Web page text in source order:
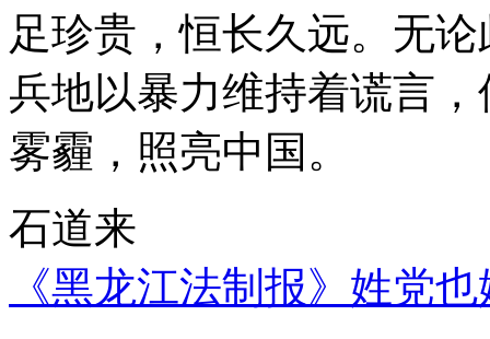
足珍贵，恒长久远。无
兵地以暴力维持着谎言
雾霾，照亮中国。
石道来
《黑龙江法制报》姓党